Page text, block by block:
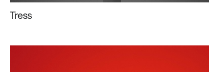
Tress